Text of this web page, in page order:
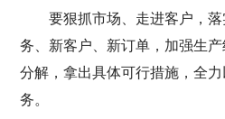
要狠抓市场、走进客户，
务、新客户、新订单，加强生
分解，拿出具体可行措施，全
务。